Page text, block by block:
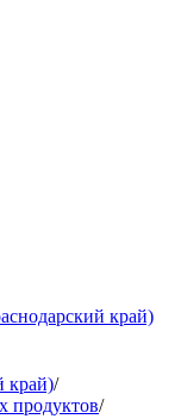
край)
край)/
продуктов/